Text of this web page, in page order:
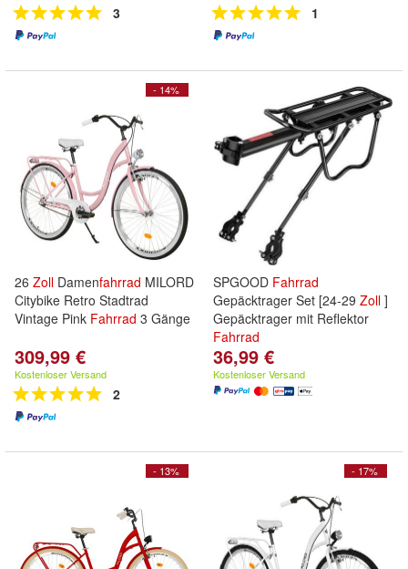
3 1
- 14%
26 Zoll Damenfahrrad MILORD
Citybike Retro Stadtrad
Vintage Pink Fahrrad 3 Gänge
309,99 €
Kostenloser Versand
2
SPGOOD Fahrrad
Gepäcktrager Set [24-29 Zoll ]
Gepäcktrager mit Reflektor
Fahrrad
36,99 €
Kostenloser Versand
- 13% - 17%